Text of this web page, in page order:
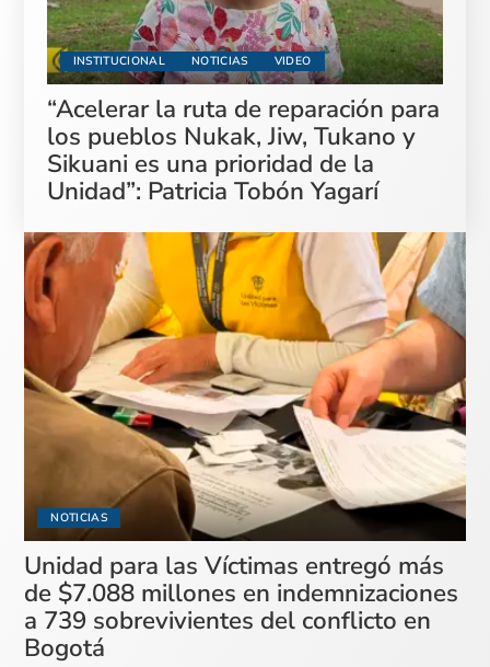
INSTITUCIONAL NOTICIAS VIDEO
“Acelerar la ruta de reparación para
los pueblos Nukak, Jiw, Tukano y
Sikuani es una prioridad de la
Unidad”: Patricia Tobón Yagarí
NOTICIAS
Unidad para las Víctimas entregó más
de $7.088 millones en indemnizaciones
a 739 sobrevivientes del conflicto en
Bogotá